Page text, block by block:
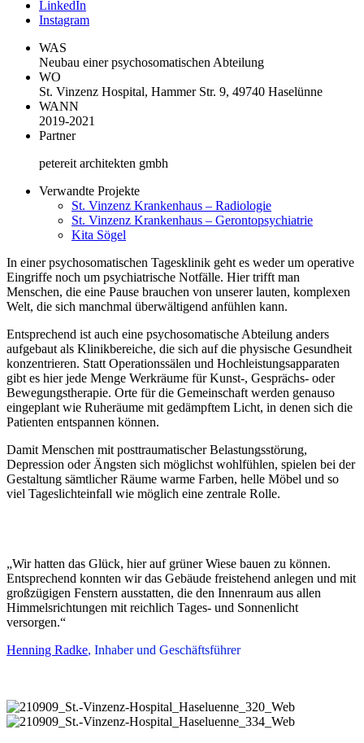
LinkedIn
Instagram
WAS
Neubau einer psychosomatischen Abteilung
WO
St. Vinzenz Hospital, Hammer Str. 9, 49740 Haselünne
WANN
2019-2021
Partner
petereit architekten gmbh
Verwandte Projekte
St. Vinzenz Krankenhaus – Radiologie
St. Vinzenz Krankenhaus – Gerontopsychiatrie
Kita Sögel
In einer psychosomatischen Tagesklinik geht es weder um operative
Eingriffe noch um psychiatrische Notfälle. Hier trifft man
Menschen, die eine Pause brauchen von unserer lauten, komplexen
Welt, die sich manchmal überwältigend anfühlen kann.
Entsprechend ist auch eine psychosomatische Abteilung anders
aufgebaut als Klinikbereiche, die sich auf die physische Gesundheit
konzentrieren. Statt Operationssälen und Hochleistungsapparaten
gibt es hier jede Menge Werkräume für Kunst-, Gesprächs- oder
Bewegungstherapie. Orte für die Gemeinschaft werden genauso
eingeplant wie Ruheräume mit gedämpftem Licht, in denen sich die
Patienten entspannen können.
Damit Menschen mit posttraumatischer Belastungsstörung,
Depression oder Ängsten sich möglichst wohlfühlen, spielen bei der
Gestaltung sämtlicher Räume warme Farben, helle Möbel und so
viel Tageslichteinfall wie möglich eine zentrale Rolle.
„Wir hatten das Glück, hier auf grüner Wiese bauen zu können.
Entsprechend konnten wir das Gebäude freistehend anlegen und mit
großzügigen Fenstern ausstatten, die den Innenraum aus allen
Himmelsrichtungen mit reichlich Tages- und Sonnenlicht
versorgen.“
Henning Radke, Inhaber und Geschäftsführer